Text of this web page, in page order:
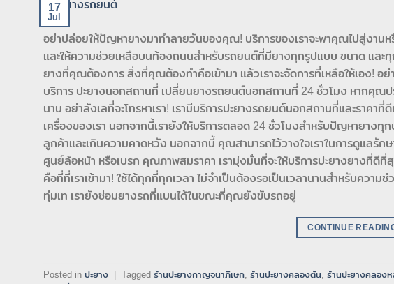
17
Jul
อย่าปล่อยให้ปัญหายางมาทำลายวันของคุณ! บริการของเราจะพาคุณไปสู่งาน
และให้ความช่วยเหลือบนท้องถนนสำหรับรถยนต์ที่มียางทุกรูปแบบ ขนาด และ
ยางที่คุณต้องการ สิ่งที่คุณต้องทำคือเข้ามา แล้วเราจะจัดการที่เหลือให้เอง!
บริการ ปะยางนอกสถานที่ เปลี่ยนยางรถยนต์นอกสถานที่ 24 ชั่วโมง หากคุณป
นาน อย่าลังเลที่จะโทรหาเรา! เรามีบริการปะยางรถยนต์นอกสถานที่และราค
เครื่องของเรา นอกจากนี้เรายังให้บริการตลอด 24 ชั่วโมงสำหรับปัญหายางทุ
ลูกค้าและเกินความคาดหวัง นอกจากนี้ คุณสามารถไว้วางใจเราในการดูแลรั
ศูนย์ล้อหน้า หรือเบรก คุณภาพสมราคา เรามุ่งมั่นที่จะให้บริการปะยางยางที่ดีที่
คือที่ที่เราเข้ามา! ใช้ได้ทุกที่ทุกเวลา ไม่จำเป็นต้องรอเป็นเวลานานสำหรับควา
ทุ่มเท เรายังซ่อมยางรถที่แบนได้ในขณะที่คุณยังขับรถอยู่
CONTINUE
Posted in ปะยาง Tagged ร้านปะยางกาญจนาภิเษก, ร้านปะยางคลองตัน, ร้านปะยางคลอง